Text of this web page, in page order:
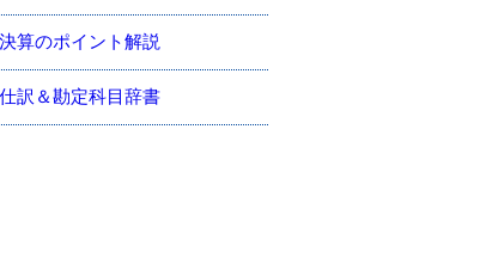
決算のポイント解説
仕訳＆勘定科目辞書